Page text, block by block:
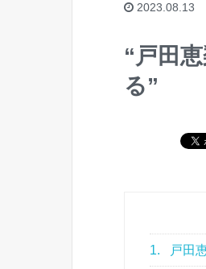
2023.08.13
“戸田
る”
1. 戸田